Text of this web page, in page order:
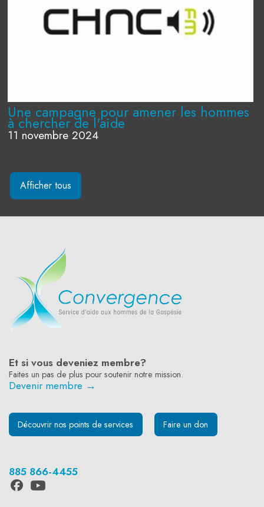
Une campagne pour amener les hommes
à chercher de l'aide
11 novembre 2024
Afficher tous
Et si vous deveniez membre?
Faites un pas de plus pour soutenir notre mission.
Devenir membre →
Découvrir nos points de services Faire un don
885 866-4455